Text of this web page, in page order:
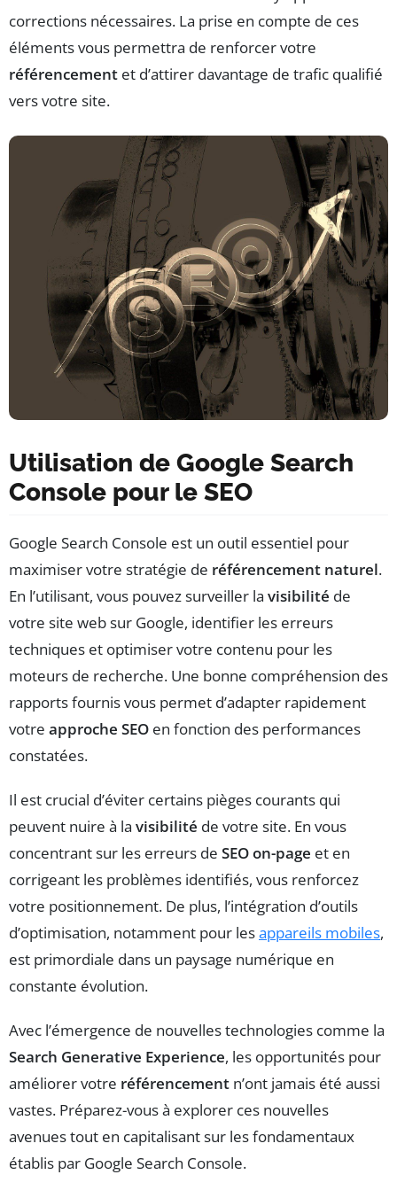
corrections nécessaires. La prise en compte de ces
éléments vous permettra de renforcer votre
référencement et d’attirer davantage de trafic qualifié
vers votre site.
Utilisation de Google Search
Console pour le SEO
Google Search Console est un outil essentiel pour
maximiser votre stratégie de référencement naturel.
En l’utilisant, vous pouvez surveiller la visibilité de
votre site web sur Google, identifier les erreurs
techniques et optimiser votre contenu pour les
moteurs de recherche. Une bonne compréhension des
rapports fournis vous permet d’adapter rapidement
votre approche SEO en fonction des performances
constatées.
Il est crucial d’éviter certains pièges courants qui
peuvent nuire à la visibilité de votre site. En vous
concentrant sur les erreurs de SEO on-page et en
corrigeant les problèmes identifiés, vous renforcez
votre positionnement. De plus, l’intégration d’outils
d’optimisation, notamment pour lesappareils mobiles,
est primordiale dans un paysage numérique en
constante évolution.
Avec l’émergence de nouvelles technologies comme la
Search Generative Experience, les opportunités pour
améliorer votre référencement n’ont jamais été aussi
vastes. Préparez-vous à explorer ces nouvelles
avenues tout en capitalisant sur les fondamentaux
établis par Google Search Console.